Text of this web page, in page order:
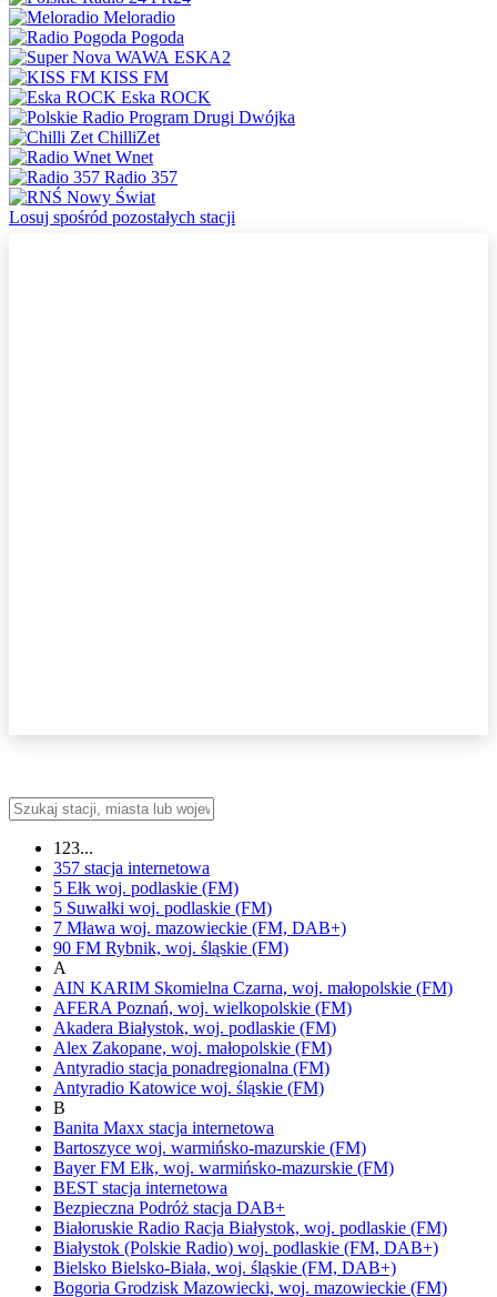
Meloradio
Pogoda
ESKA2
KISS FM
Eska ROCK
Dwójka
ChilliZet
Wnet
Radio 357
Nowy Świat
Losuj spośród pozostałych stacji
123...
357 stacja internetowa
5 Ełk woj. podlaskie (FM)
5 Suwałki woj. podlaskie (FM)
7 Mława woj. mazowieckie (FM, DAB+)
90 FM Rybnik, woj. śląskie (FM)
A
AIN KARIM Skomielna Czarna, woj. małopolskie (FM)
AFERA Poznań, woj. wielkopolskie (FM)
Akadera Białystok, woj. podlaskie (FM)
Alex Zakopane, woj. małopolskie (FM)
Antyradio stacja ponadregionalna (FM)
Antyradio Katowice woj. śląskie (FM)
B
Banita Maxx stacja internetowa
Bartoszyce woj. warmińsko-mazurskie (FM)
Bayer FM Ełk, woj. warmińsko-mazurskie (FM)
BEST stacja internetowa
Bezpieczna Podróż stacja DAB+
Białoruskie Radio Racja Białystok, woj. podlaskie (FM)
Białystok (Polskie Radio) woj. podlaskie (FM, DAB+)
Bielsko Bielsko-Biała, woj. śląskie (FM, DAB+)
Bogoria Grodzisk Mazowiecki, woj. mazowieckie (FM)